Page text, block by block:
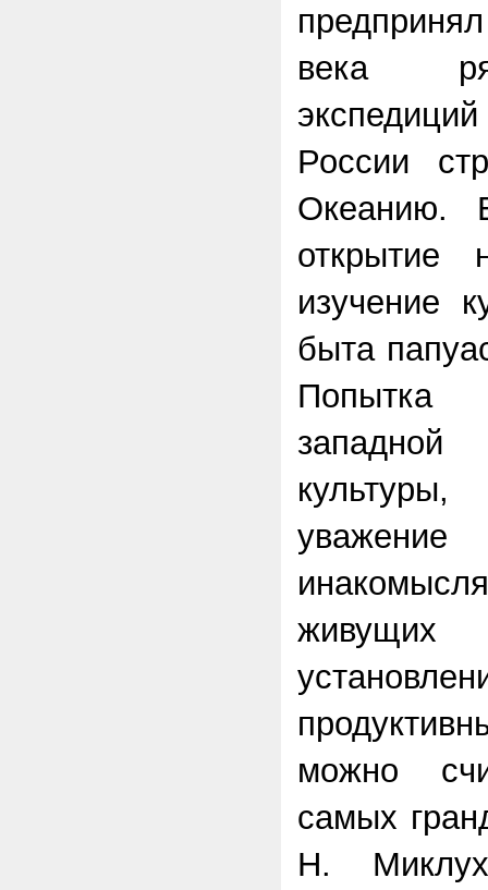
века
России
Океанию.
открытие
изучение
быта
можно
самых
Н.